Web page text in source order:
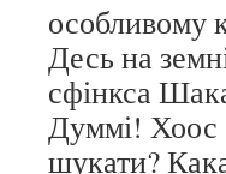
особливому
Десь на
сфінкса
Думмі! Хоос
шукати?